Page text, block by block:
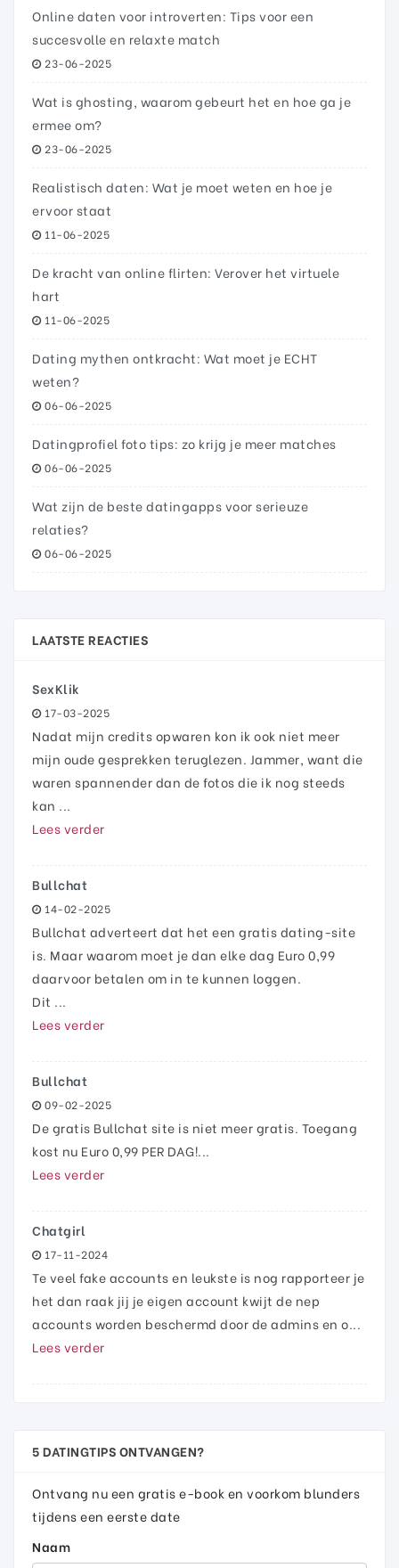
Online daten voor introverten: Tips voor een
succesvolle en relaxte match
23-06-2025
Wat is ghosting, waarom gebeurt het en hoe ga je
ermee om?
23-06-2025
Realistisch daten: Wat je moet weten en hoe je
ervoor staat
11-06-2025
De kracht van online flirten: Verover het virtuele
hart
11-06-2025
Dating mythen ontkracht: Wat moet je ECHT
weten?
06-06-2025
Datingprofiel foto tips: zo krijg je meer matches
06-06-2025
Wat zijn de beste datingapps voor serieuze
relaties?
06-06-2025
LAATSTE REACTIES
SexKlik
17-03-2025
Nadat mijn credits opwaren kon ik ook niet meer
mijn oude gesprekken teruglezen. Jammer, want die
waren spannender dan de fotos die ik nog steeds
kan ...
Lees verder
Bullchat
14-02-2025
Bullchat adverteert dat het een gratis dating-site
is. Maar waarom moet je dan elke dag Euro 0,99
daarvoor betalen om in te kunnen loggen.
Dit ...
Lees verder
Bullchat
09-02-2025
De gratis Bullchat site is niet meer gratis. Toegang
kost nu Euro 0,99 PER DAG!...
Lees verder
Chatgirl
17-11-2024
Te veel fake accounts en leukste is nog rapporteer je
het dan raak jij je eigen account kwijt de nep
accounts worden beschermd door de admins en o...
Lees verder
5 DATINGTIPS ONTVANGEN?
Ontvang nu een gratis e-book en voorkom blunders
tijdens een eerste date
Naam